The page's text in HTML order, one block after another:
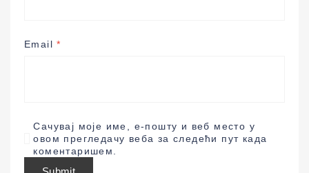
Email*
Сачувај моје име, е-пошту и веб место у
овом прегледачу веба за следећи пут када
коментаришем.